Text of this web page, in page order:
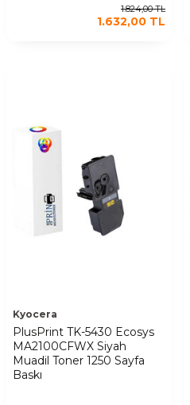
1.824,00TL
1.632,00 TL
Kyocera
PlusPrint TK-5430 Ecosys
MA2100CFWX Siyah
Muadil Toner 1250 Sayfa
Baskı